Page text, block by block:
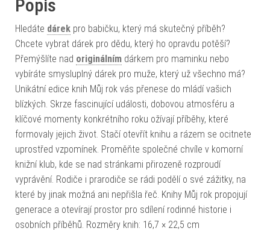
Popis
Hledáte dárek pro babičku, který má skutečný příběh?
Chcete vybrat dárek pro dědu, který ho opravdu potěší?
Přemýšlíte nad originálním dárkem pro maminku nebo
vybíráte smysluplný dárek pro muže, který už všechno má?
Unikátní edice knih Můj rok vás přenese do mládí vašich
blízkých. Skrze fascinující události, dobovou atmosféru a
klíčové momenty konkrétního roku ožívají příběhy, které
formovaly jejich život. Stačí otevřít knihu a rázem se ocitnete
uprostřed vzpomínek. Proměňte společné chvíle v komorní
knižní klub, kde se nad stránkami přirozeně rozproudí
vyprávění. Rodiče i prarodiče se rádi podělí o své zážitky, na
které by jinak možná ani nepřišla řeč. Knihy Můj rok propojují
generace a otevírají prostor pro sdílení rodinné historie i
osobních příběhů. Rozměry knih: 16,7 × 22,5 cm